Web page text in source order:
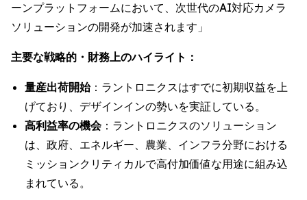
ーンプラットフォームにおいて、次世代のAI対応カメラ
ソリューションの開発が加速されます」
主要な戦略的・財務上のハイライト：
量産出荷開始：ラントロニクスはすでに初期収益を上
げており、デザインインの勢いを実証している。
高利益率の機会：ラントロニクスのソリューション
は、政府、エネルギー、農業、インフラ分野における
ミッションクリティカルで高付加価値な用途に組み込
まれている。